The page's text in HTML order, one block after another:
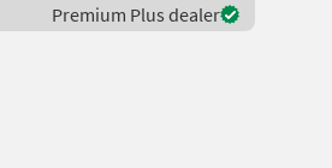
Premium Plus dealer